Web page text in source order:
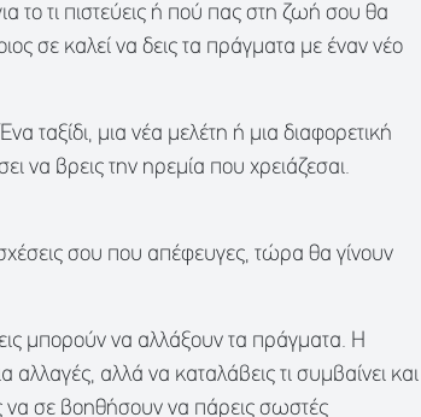
το τι πιστεύεις ή πού πας στη ζωή σου θα
σε καλεί να δεις τα πράγματα με έναν νέο
ταξίδι, μια νέα μελέτη ή μια διαφορετική
να βρεις την ηρεμία που χρειάζεσαι.
σχέσεις σου που απέφευγες, τώρα θα γίνουν
μπορούν να αλλάξουν τα πράγματα. Η
αλλαγές, αλλά να καταλάβεις τι συμβαίνει και
να σε βοηθήσουν να πάρεις σωστές